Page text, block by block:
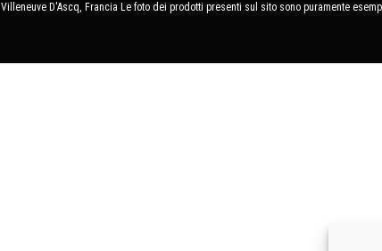
Villeneuve D'Ascq, Francia Le foto dei prodotti presenti sul sito sono puramente